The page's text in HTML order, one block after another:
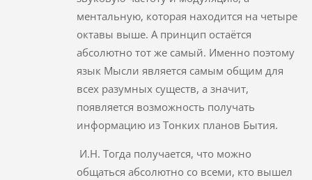
ментальную, которая находится на четыре
октавы выше. А принцип остаётся
абсолютно тот же самый. Именно поэтому
язык Мысли является самым общим для
всех разумных существ, а значит,
появляется возможность получать
информацию из Тонких планов Бытия.
И.Н. Тогда получается, что можно
общаться абсолютно со всеми, кто вышел